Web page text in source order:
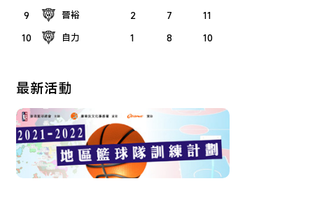
9
晉裕 2 7
11
10
自力 1 8 10
最新活動